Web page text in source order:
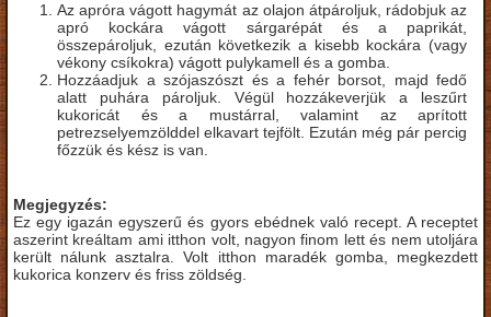
Az apróra vágott hagymát az olajon átpároljuk, rádobjuk az
apró kockára vágott sárgarépát és a paprikát,
összepároljuk, ezután következik a kisebb kockára (vagy
vékony csíkokra) vágott pulykamell és a gomba.
Hozzáadjuk a szójaszószt és a fehér borsot, majd fedő
alatt puhára pároljuk. Végül hozzákeverjük a leszűrt
kukoricát és a mustárral, valamint az aprított
petrezselyemzölddel elkavart tejfölt. Ezután még pár percig
főzzük és kész is van.
Megjegyzés:
Ez egy igazán egyszerű és gyors ebédnek való recept. A receptet
aszerint kreáltam ami itthon volt, nagyon finom lett és nem utoljára
került nálunk asztalra. Volt itthon maradék gomba, megkezdett
kukorica konzerv és friss zöldség.